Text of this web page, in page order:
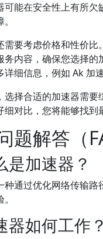
可能在安全性上有所
需要考虑价格和性价
务内容，确保您选择
详细信息，例如 Ak 加
选择合适的加速器需
细对比，您将能够找到
题解答（
是加速器？
种通过优化网络传输
器如何工作？